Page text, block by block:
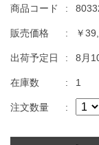
商品コード :
販売価格 : ￥
出荷予定日 : 8月
在庫数 : 1
注文数量 :